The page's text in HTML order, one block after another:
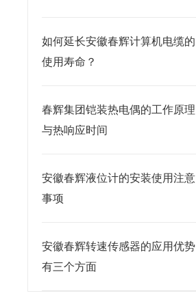
如何延长安徽春辉计算机电缆的
使用寿命？
春辉集团铠装热电偶的工作原理
与热响应时间
安徽春辉液位计的安装使用注意
事项
安徽春辉转速传感器的应用优势
有三个方面